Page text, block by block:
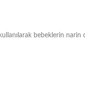
bebeklerin